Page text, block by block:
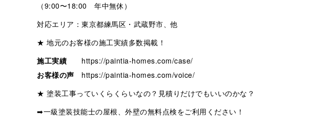
（9:00〜18:00 年中無休）
対応エリア：東京都練馬区・武蔵野市、他
★ 地元のお客様の施工実績多数掲載！
施工実績
https://paintia-homes.com/case/
お客様の声
https://paintia-homes.com/voice/
★ 塗装工事っていくらくらいなの？見積りだけでもいいのかな？
➡一級塗装技能士の屋根、外壁の無料点検をご利用ください！